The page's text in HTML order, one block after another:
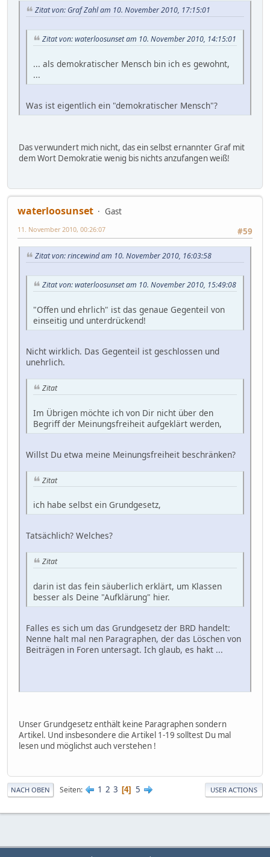
Zitat von: Graf Zahl am 10. November 2010, 17:15:01
Zitat von: waterloosunset am 10. November 2010, 14:15:01
... als demokratischer Mensch bin ich es gewohnt,
...
Was ist eigentlich ein "demokratischer Mensch"?
Das verwundert mich nicht, das ein selbst ernannter Graf mit
dem Wort Demokratie wenig bis nichts anzufangen weiß!
waterloosunset
Gast
#59
11. November 2010, 00:26:07
Zitat von: rincewind am 10. November 2010, 16:03:58
Zitat von: waterloosunset am 10. November 2010, 15:49:08
"Offen und ehrlich" ist das genaue Gegenteil von
einseitig und unterdrückend!
Nicht wirklich. Das Gegenteil ist geschlossen und
unehrlich.
Zitat
Im Übrigen möchte ich von Dir nicht über den
Begriff der Meinungsfreiheit aufgeklärt werden,
Willst Du etwa meine Meinungsfreiheit beschränken?
Zitat
ich habe selbst ein Grundgesetz,
Tatsächlich? Welches?
Zitat
darin ist das fein säuberlich erklärt, um Klassen
besser als Deine "Aufklärung" hier.
Falles es sich um das Grundgesetz der BRD handelt:
Nenne halt mal nen Paragraphen, der das Löschen von
Beiträgen in Foren untersagt. Ich glaub, es hakt ...
Unser Grundgesetz enthält keine Paragraphen sondern
Artikel. Und insbesondere die Artikel 1-19 solltest Du mal
lesen und möglichst auch verstehen !
NACH OBEN Seiten 1 2 3 4 5 USER ACTIONS